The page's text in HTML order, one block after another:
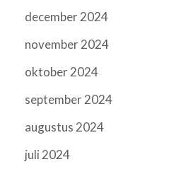
december 2024
november 2024
oktober 2024
september 2024
augustus 2024
juli 2024